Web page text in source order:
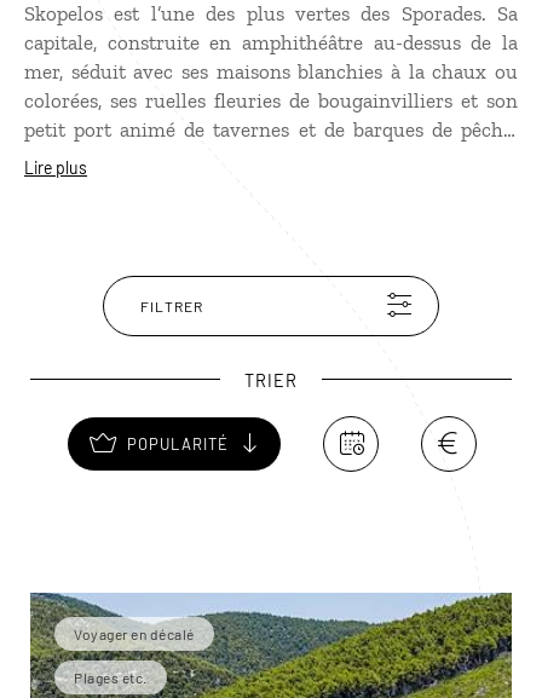
Skopelos est l’une des plus vertes des Sporades. Sa
capitale, construite en amphithéâtre au-dessus de la
mer, séduit avec ses maisons blanchies à la chaux ou
colorées, ses ruelles fleuries de bougainvilliers et son
petit port animé de tavernes et de barques de pêche.
L’île est couverte de pins qui descendent parfois
boisées, Skopelos garde une atmosphère paisible qui en
fait une belle escale loin de l’agitation.
Lire plus
FILTRER
TRIER
POPULARITÉ
Voyager en décalé
Plages etc.